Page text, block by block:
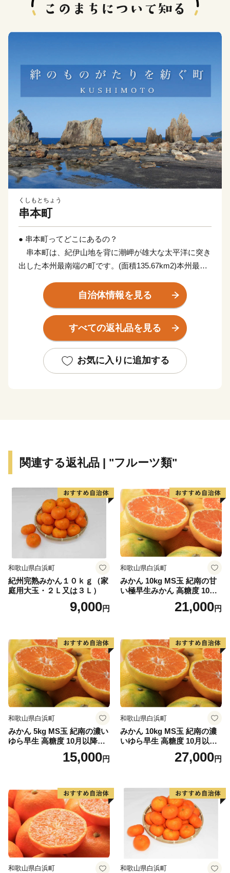
くしもとちょう
串本町
● 串本町ってどこにあるの？
串本町は、紀伊山地を背に潮岬が雄大な太平洋に突き
出した本州最南端の町です。(面積135.67km2)本州最南
は、東京の八丈島とほぼ同緯度に位置します。茫々たる
太平洋に面し、東西に長く延びた海岸線はこの地方の特
色であるリアス式海岸で、奇岩・怪石の雄大な自然美に
恵まれ、吉野熊野国立公園および枯木灘県立自然公園の
黒潮の恵みを受けて、年間平均気温17℃前後と気候は
浮かんでおり、平成11年9月のくしもと大橋開通により
● 世界最北のサンゴの海
串本は北緯33度30分という位置にあり、本来、海藻
の茂る温帯の海に属します。しかし、南から暖かい水を
運んでくる黒潮の働きによって串本の海は常に暖めら
れ、南の海と同様のサンゴ群落が形成されています。世
界でもっとも北にあるサンゴの海、それが紀伊半島の先
端にある串本の海なのです。
また、串本の海は暖かい海と冷たい海の接するところ
ての暖かいシーズンは沖縄やフィリピンなどとよく似た
サンゴ中心の景観を見せますが、冬からは海藻が生い茂
り、温帯的景観と熱帯的景観が混じる珍しい景観を見せ
ます。このような環境は世界的に見てもたいへん珍しい
ものです。
本州最南端の町、串本町へ是非一度おこし下さい。
★ABCテレビのニュース情報番組「news おかえり」
されました！
👉和歌山県串本町の「竹皮包みようかん本煉」
👉「竹皮包みようかん3本セット（本煉・柚子・桜）」
★ABCテレビのニュース情報番組「キャスト」で、
「串本食品株式会社」の“じゃばらマグロ” が紹介され
ました！
自治体情報を見る
すべての返礼品を見る
お気に入りに追加する
関連する返礼品 | "フルーツ類"
和歌山県白浜町
紀州完熟みかん１０ｋｇ（家
庭用大玉・２Ｌ又は３Ｌ）
9,000円
和歌山県白浜町
みかん 10kg MS玉 紀南の甘
い極早生みかん 高糖度 10月
以降発送 マルチ被覆栽培
21,000円
和歌山県白浜町
みかん 5kg MS玉 紀南の濃い
ゆら早生 高糖度 10月以降発
送 マルチ被覆栽培15,000円
和歌山県白浜町
みかん 10kg MS玉 紀南の濃
いゆら早生 高糖度 10月以降
発送 マルチ被覆栽培27,000円
和歌山県白浜町 和歌山県白浜町